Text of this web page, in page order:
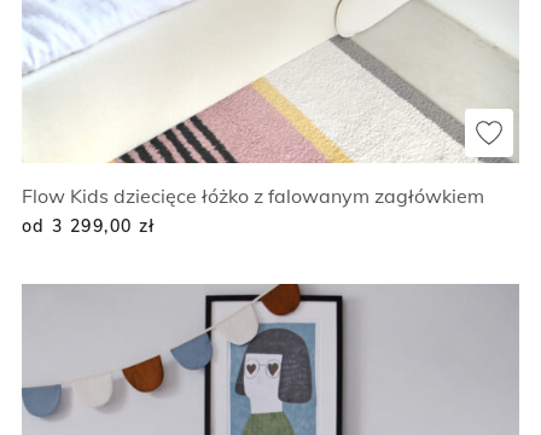
Flow Kids dziecięce łóżko z falowanym zagłówkiem
od 3 299,00 zł